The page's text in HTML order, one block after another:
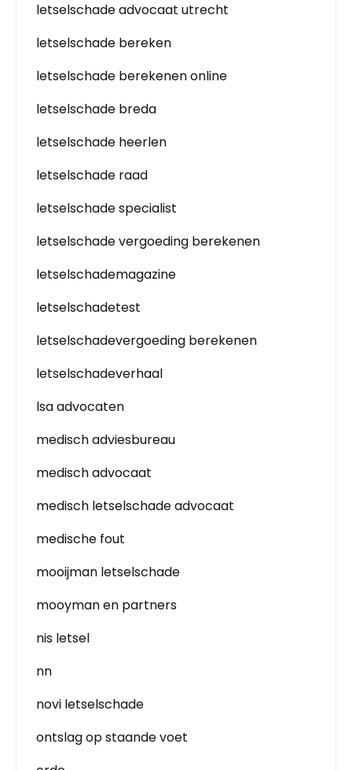
letselschade advocaat utrecht
letselschade bereken
letselschade berekenen online
letselschade breda
letselschade heerlen
letselschade raad
letselschade specialist
letselschade vergoeding berekenen
letselschademagazine
letselschadetest
letselschadevergoeding berekenen
letselschadeverhaal
lsa advocaten
medisch adviesbureau
medisch advocaat
medisch letselschade advocaat
medische fout
mooijman letselschade
mooyman en partners
nis letsel
nn
novi letselschade
ontslag op staande voet